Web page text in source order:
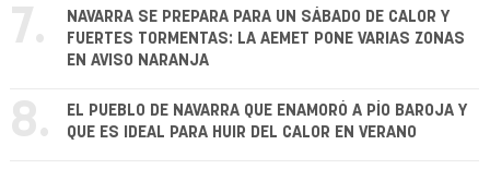
7.
NAVARRA SE PREPARA PARA UN SÁBADO DE CALOR Y
FUERTES TORMENTAS: LA AEMET PONE VARIAS ZONAS
EN AVISO NARANJA
8.
EL PUEBLO DE NAVARRA QUE ENAMORÓ A PÍO BAROJA Y
QUE ES IDEAL PARA HUIR DEL CALOR EN VERANO